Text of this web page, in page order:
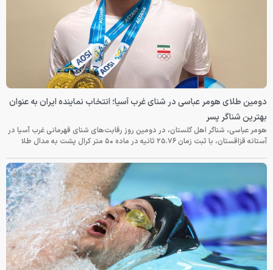
دومین طلای هومر عباسی در شنای غرب آسیا؛ انتخاب نماینده ایران به عنوان
بهترین شناگر پسر
هومر عباسی، شناگر اهل گلستان، در دومین روز رقابت‌های شنای قهرمانی غرب آسیا در
آستانه قزاقستان، با ثبت زمان ۲۵.۷۶ ثانیه در ماده ۵۰ متر کرال پشت به مدال طلا